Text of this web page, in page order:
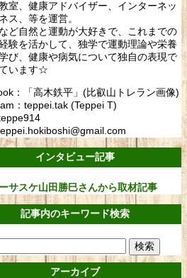
室、健康アドバイザー、インターネッ
ス、等を運営。
ど自然と運動が大好きで、これまでの
験を活かして、独学で運動理論や栄養
び、健康や病気について独自の表現で
います☆
：「高木鉄平」(比叡山トレラン画像)
：teppei.tak (Teppei T)
インタビュー記事
サスケ山田勝巳さんから取材記事
記事内のキーワード検索
アーカイブ